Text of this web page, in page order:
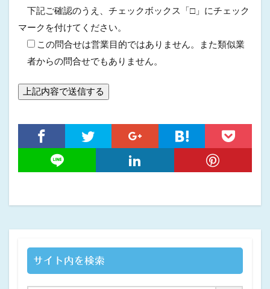
下記ご確認のうえ、チェックボックス「□」にチェック
マークを付けてください。
この問合せは営業目的ではありません。また類似業
者からの問合せでもありません。
サイト内を検索